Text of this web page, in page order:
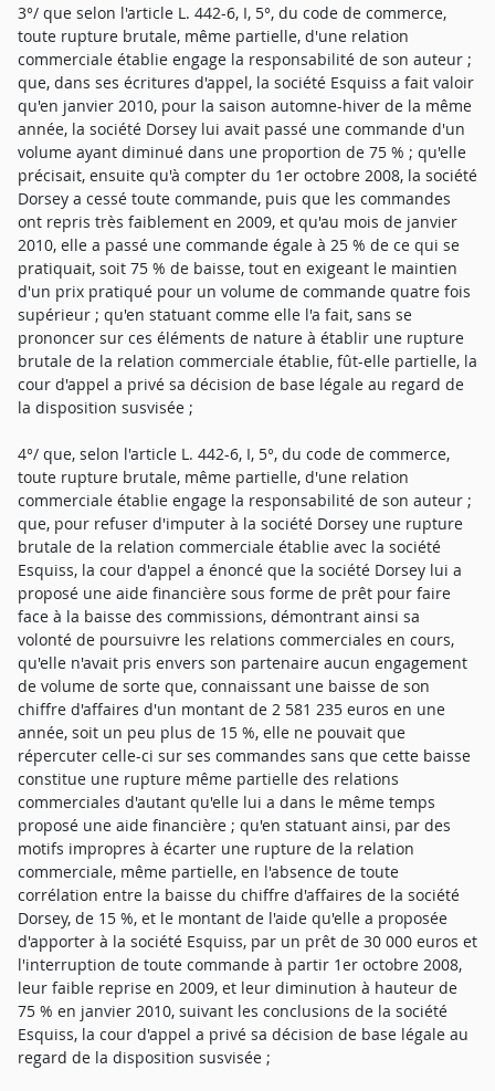
3°/ que selon l'article L. 442-6, I, 5°, du code de commerce,
toute rupture brutale, même partielle, d'une relation
commerciale établie engage la responsabilité de son auteur ;
que, dans ses écritures d'appel, la société Esquiss a fait valoir
qu'en janvier 2010, pour la saison automne-hiver de la même
année, la société Dorsey lui avait passé une commande d'un
volume ayant diminué dans une proportion de 75 % ; qu'elle
précisait, ensuite qu'à compter du 1er octobre 2008, la société
Dorsey a cessé toute commande, puis que les commandes
ont repris très faiblement en 2009, et qu'au mois de janvier
2010, elle a passé une commande égale à 25 % de ce qui se
pratiquait, soit 75 % de baisse, tout en exigeant le maintien
d'un prix pratiqué pour un volume de commande quatre fois
supérieur ; qu'en statuant comme elle l'a fait, sans se
prononcer sur ces éléments de nature à établir une rupture
brutale de la relation commerciale établie, fût-elle partielle, la
cour d'appel a privé sa décision de base légale au regard de
la disposition susvisée ;
4°/ que, selon l'article L. 442-6, I, 5°, du code de commerce,
toute rupture brutale, même partielle, d'une relation
commerciale établie engage la responsabilité de son auteur ;
que, pour refuser d'imputer à la société Dorsey une rupture
brutale de la relation commerciale établie avec la société
Esquiss, la cour d'appel a énoncé que la société Dorsey lui a
proposé une aide financière sous forme de prêt pour faire
face à la baisse des commissions, démontrant ainsi sa
volonté de poursuivre les relations commerciales en cours,
qu'elle n'avait pris envers son partenaire aucun engagement
de volume de sorte que, connaissant une baisse de son
chiffre d'affaires d'un montant de 2 581 235 euros en une
année, soit un peu plus de 15 %, elle ne pouvait que
répercuter celle-ci sur ses commandes sans que cette baisse
constitue une rupture même partielle des relations
commerciales d'autant qu'elle lui a dans le même temps
proposé une aide financière ; qu'en statuant ainsi, par des
motifs impropres à écarter une rupture de la relation
commerciale, même partielle, en l'absence de toute
corrélation entre la baisse du chiffre d'affaires de la société
Dorsey, de 15 %, et le montant de l'aide qu'elle a proposée
d'apporter à la société Esquiss, par un prêt de 30 000 euros et
l'interruption de toute commande à partir 1er octobre 2008,
leur faible reprise en 2009, et leur diminution à hauteur de
75 % en janvier 2010, suivant les conclusions de la société
Esquiss, la cour d'appel a privé sa décision de base légale au
regard de la disposition susvisée ;